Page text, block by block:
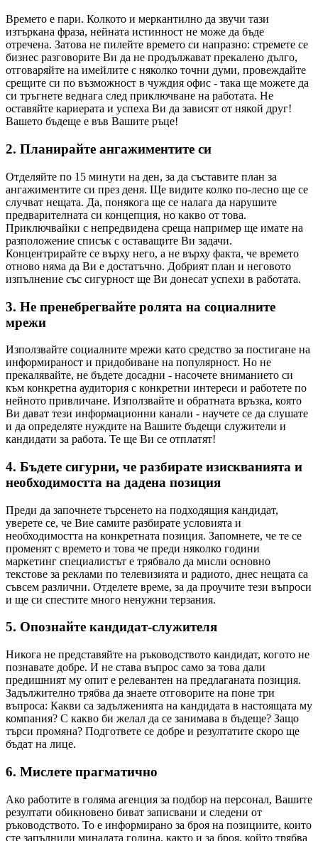
Времето е пари. Колкото и меркантилно да звучи тази
изтъркана фраза, нейната истинност не може да бъде
отречена. Затова не пилейте времето си напразно: стремете се
бизнес разговорите Ви да не продължават прекалено дълго,
отговаряйте на имейлите с няколко точни думи, провеждайте
срещите си по възможност в чуждия офис - така ще можете да
си тръгнете веднага след приключване на работата. Не
оставяйте кариерата и успеха Ви да зависят от някой друг!
Вашето бъдеще е във Вашите ръце!
2. Планирайте ангажиментите си
Отделяйте по 15 минути на ден, за да съставите план за
ангажиментите си през деня. Ще видите колко по-лесно ще се
случват нещата. Да, понякога ще се налага да нарушите
предварителната си концепция, но какво от това.
Приключвайки с непредвидена среща например ще имате на
разположение списък с оставащите Ви задачи.
Концентрирайте се върху него, а не върху факта, че времето
отново няма да Ви е достатъчно. Добрият план и неговото
изпълнение със сигурност ще Ви донесат успехи в работата.
3. Не пренебрегвайте ролята на социалните
мрежи
Използвайте социалните мрежи като средство за постигане на
информираност и придобиване на популярност. Но не
прекалявайте, не бъдете досадни - насочете вниманието си
към конкретна аудитория с конкретни интереси и работете по
нейното привличане. Използвайте и обратната връзка, която
Ви дават тези информационни канали - научете се да слушате
и да определяте нуждите на Вашите бъдещи служители и
кандидати за работа. Те ще Ви се отплатят!
4. Бъдете сигурни, че разбирате изискванията и
необходимостта на дадена позиция
Преди да започнете търсенето на подходящия кандидат,
уверете се, че Вие самите разбирате условията и
необходимостта на конкретната позиция. Запомнете, че те се
променят с времето и това че преди няколко години
маркетинг специалистът е трябвало да мисли основно
текстове за реклами по телевизията и радиото, днес нещата са
съвсем различни. Отделете време, за да проучите тези въпроси
и ще си спестите много ненужни терзания.
5. Опознайте кандидат-служителя
Никога не представяйте на ръководството кандидат, когото не
познавате добре. И не става въпрос само за това дали
предишният му опит е релевантен на предлаганата позиция.
Задължително трябва да знаете отговорите на поне три
въпроса: Какви са задълженията на кандидата в настоящата му
компания? С какво би желал да се занимава в бъдеще? Защо
търси промяна? Подгответе се добре и резултатите скоро ще
бъдат на лице.
6. Мислете прагматично
Ако работите в голяма агенция за подбор на персонал, Вашите
резултати обикновено биват записвани и следени от
ръководството. То е информирано за броя на позициите, които
сте запълнили миналата година, както и за броя, който трябва